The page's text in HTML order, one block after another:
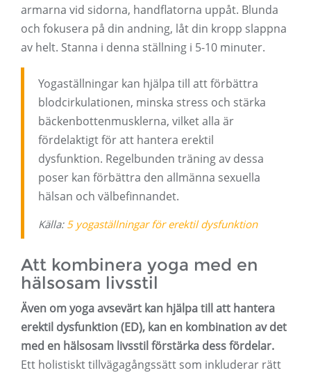
armarna vid sidorna, handflatorna uppåt. Blunda
och fokusera på din andning, låt din kropp slappna
av helt. Stanna i denna ställning i 5-10 minuter.
Yogaställningar kan hjälpa till att förbättra
blodcirkulationen, minska stress och stärka
bäckenbottenmusklerna, vilket alla är
fördelaktigt för att hantera erektil
dysfunktion. Regelbunden träning av dessa
poser kan förbättra den allmänna sexuella
hälsan och välbefinnandet.
Källa: 5 yogaställningar för erektil dysfunktion
Att kombinera yoga med en
hälsosam livsstil
Även om yoga avsevärt kan hjälpa till att hantera
erektil dysfunktion (ED), kan en kombination av det
med en hälsosam livsstil förstärka dess fördelar.
Ett holistiskt tillvägagångssätt som inkluderar rätt